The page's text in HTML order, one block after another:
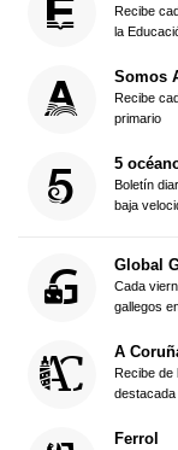
Recibe
la
Somos
Recibe
primario
5
Boletín
baja
Global
Cada
gallegos
A
Recibe de
destacada
Ferrol